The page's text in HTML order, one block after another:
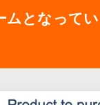
となって